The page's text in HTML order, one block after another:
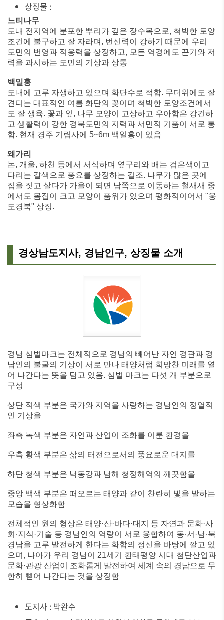
상징물 :
느티나무
도내 전지역에 분포한 뿌리가 깊은 장수목으로, 척박한 토양
조건에 불구하고 잘 자라며, 번신력이 강하기 때문에 우리
도민의 번영과 적응력을 상징하고, 모든 역경에도 끈기와 저
력을 과시하는 도민의 기상과 상통
백일홍
도내에 고루 자생하고 있으며 화단수로 적합. 무더위에도 잘
견디는 대표적인 여름 화단의 꽃이며 척박한 토양조건에서
도 잘 생육. 꽃과 잎, 나무 모양이 고상하고 우아함은 강건하
고 생활력이 강한 경북도민의 지력과 서민적 기품이 서로 통
함. 현재 경주 기림사에 5~6m 백일홍이 있음
왜가리
논, 개울, 하천 등에서 서식하며 옆구리와 배는 검은색이고
다리는 갈색으로 풍요를 상징하는 길조. 나무가 많은 곳에
집을 짓고 살다가 가을이 되면 남쪽으로 이동하는 철새새 중
에서도 몸집이 크고 모양이 품위가 있으며 평화적이어서 "웅
도경북" 상징.
경상남도지사, 경남인구, 상징물 소개
경남 심벌마크는 전체적으로 경남의 빼어난 자연 경관과 경
남인의 불굴의 기상이 서로 만나 태양처럼 희망찬 미래를 열
어 나간다는 뜻을 담고 있음. 심벌 마크는 다섯 개 부분으로
구성
상단 적색 부분은 국가와 지역을 사랑하는 경남인의 정열적
인 기상을
좌측 녹색 부분은 자연과 산업이 조화를 이룬 환경을
우측 황색 부분은 삶의 터전으로서의 풍요로운 대지를
하단 청색 부분은 낙동강과 남해 청정해역의 깨끗함을
중앙 백색 부분은 떠오르는 태양과 같이 찬란히 빛을 발하는
모습을 형상화함
전체적인 원의 형상은 태양·산·바다·대지 등 자연과 문화·사
회·지식·기술 등 경남인의 역량이 서로 융합하여 동·서·남·북
경남을 고루 발전하게 한다는 화합의 정신을 바탕에 깔고 있
으며, 나아가 우리 경남이 21세기 환태평양 시대 첨단산업과
문화·관광 산업이 조화롭게 발전하여 세계 속의 경남으로 무
한히 뻗어 나간다는 것을 상징함
도지사 : 박완수